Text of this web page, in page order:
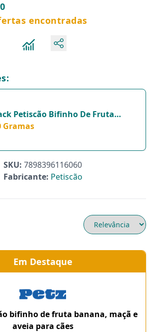
encontradas
Petiscão Bifinho De Fruta
Maçã E Aveia Para Cachorros
Gramas
SKU: 7898396116060
Fabricante: Petiscão
Em Destaque
bifinho de fruta banana, maçã e
aveia para cães